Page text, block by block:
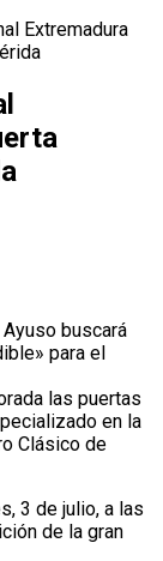
Extremadura
buscará
para el
las puertas
en la
Clásico de
3 de julio, a las
de la gran